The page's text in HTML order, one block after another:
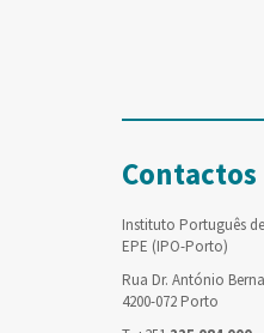
Contactos
Instituto Português
EPE (IPO-Porto)
Rua Dr. António
4200-072 Porto